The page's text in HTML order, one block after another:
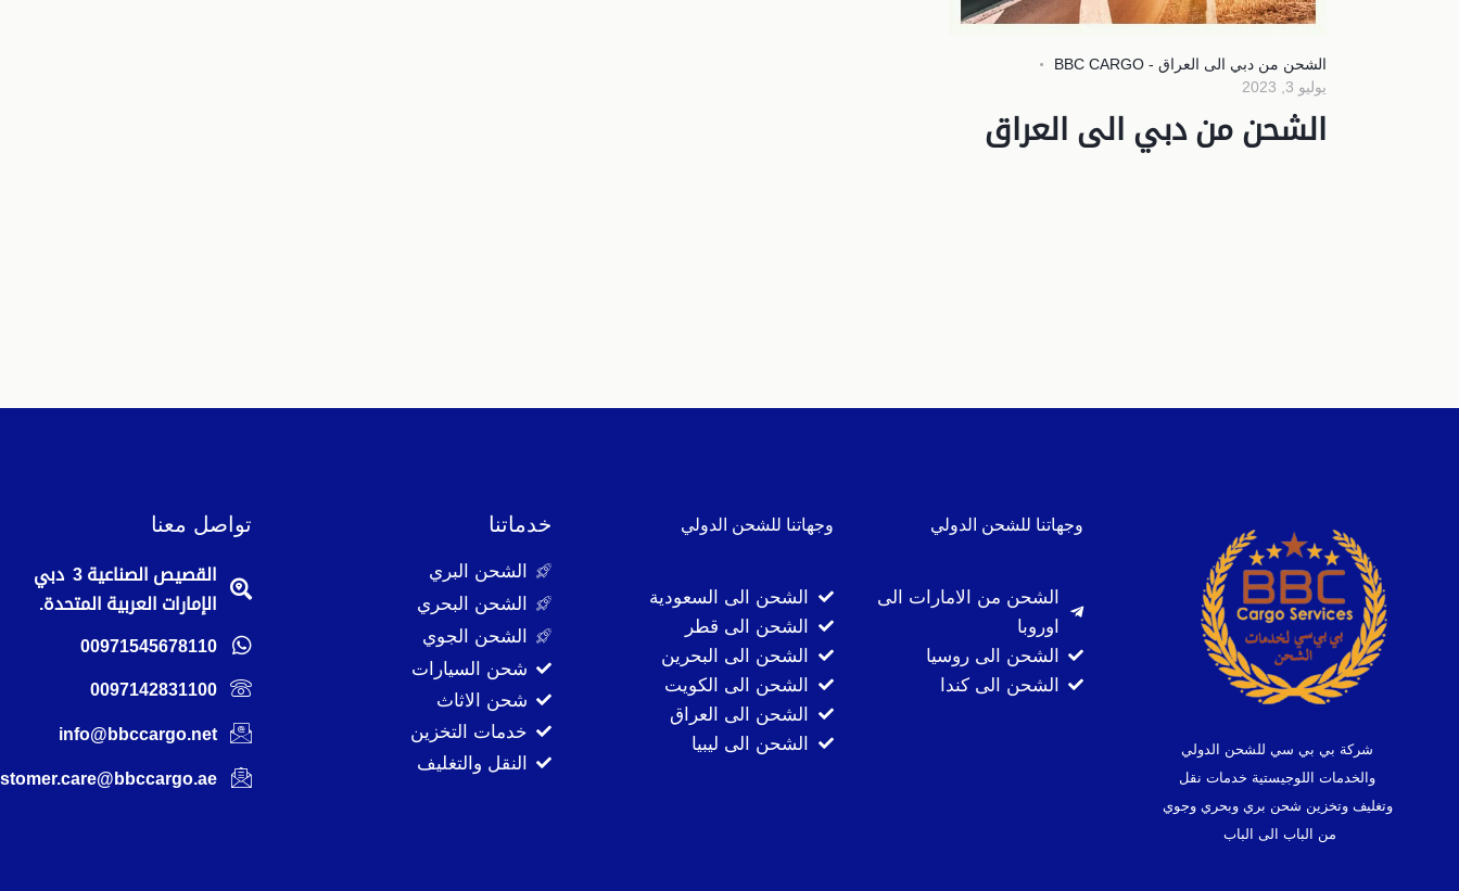
الشحن من دبي الى العراق - BBC CARGO
يوليو 3, 2023
الشحن من دبي الى العراق
شركة بي بي سي للشحن الدولي
والخدمات اللوجيستية خدمات نقل
وتغليف وتخزين شحن بري وبحري وجوي
من الباب الى الباب
وجهاتنا للشحن الدولي
الشحن من الامارات الى
اوروبا
الشحن الى روسيا
الشحن الى كندا
وجهاتنا للشحن الدولي
الشحن الى السعودية
الشحن الى قطر
الشحن الى البحرين
الشحن الى الكويت
الشحن الى العراق
الشحن الى ليبيا
خدماتنا
الشحن البري
الشحن البحري
الشحن الجوي
شحن السيارات
شحن الاثاث
خدمات التخزين
النقل والتغليف
تواصل معنا
القصيص الصناعية 3 دبي
الإمارات العربية المتحدة.
00971545678110
0097142831100
info@bbccargo.net